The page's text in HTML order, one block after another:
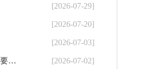
[2026-07-29]
[2026-07-20]
[2026-07-03]
工业和信息化部党组传达学习习近平总书记在庆祝中国共产党成立105周年大会上的重要讲话精神 [2026-07-02]